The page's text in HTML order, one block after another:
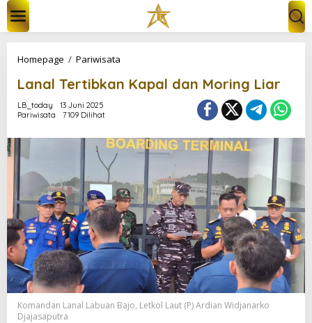
w
Homepage / Pariwisata
n
r
b
k
a
n
K
a
p
a
l
d
a
Lanal Tertibkan Kapal dan Moring Liar
LB_today
13 Juni 2025
Pariwisata
7109 Dilihat
Komandan Lanal Labuan Bajo, Letkol Laut (P) Ardian Widjanarko
Djajasaputra